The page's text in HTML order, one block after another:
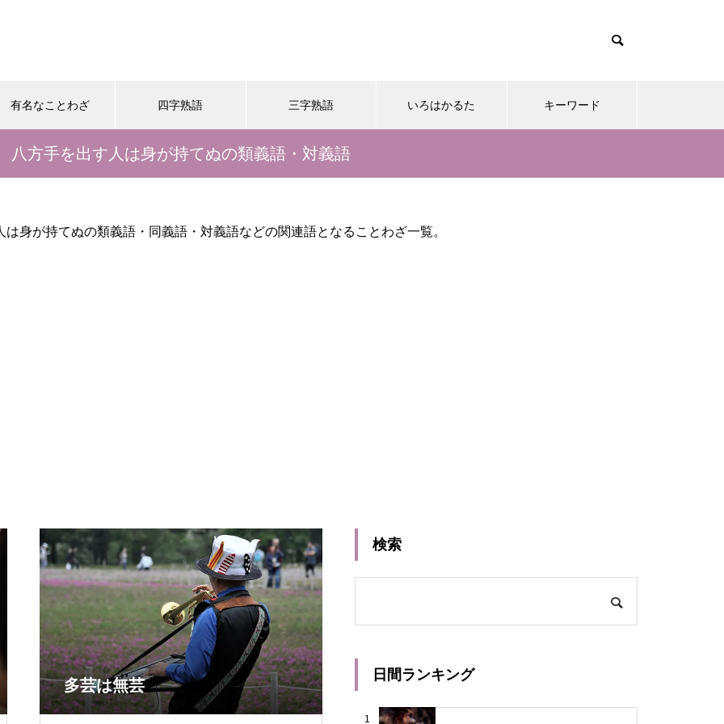
有名なことわざ 四字熟語 三字熟語 いろはかるた キーワード
八方手を出す人は身が持てぬの類義語・対義語
は身が持てぬの類義語・同義語・対義語などの関連語となることわざ一覧。
多芸は無芸
検索
日間ランキング
1